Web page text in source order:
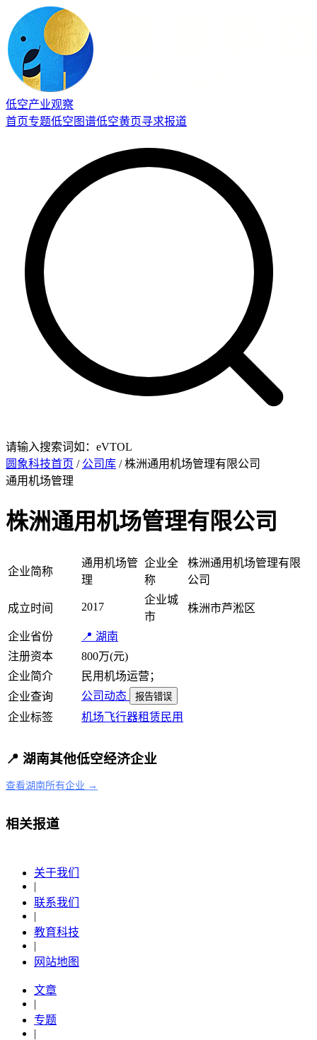
低空产业观察
首页专题低空图谱低空黄页寻求报道
请输入搜索词如：eVTOL
圆象科技首页 / 公司库 / 株洲通用机场管理有限公司
通用机场管理
株洲通用机场管理有限公司
企业简称
通用机场管
理
企业全
称
株洲通用机场管理有限
公司
成立时间 2017
企业城
市
株洲市芦淞区
企业省份
📍 湖南
注册资本
800万(元)
企业简介
民用机场运营；
企业查询
公司动态 报告错误
企业标签 机场飞行器租赁民用
📍 湖南其他低空经济企业
查看湖南所有企业 →
相关报道
关于我们
|
联系我们
|
教育科技
|
网站地图
文章
|
专题
|